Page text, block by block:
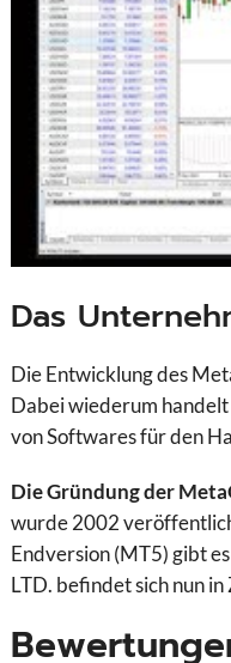
Das
Die Entwicklung des
Dabei wiederum handelt
von Softwares für den
Die Gründung der
wurde 2002
Endversion (MT5) gibt
LTD. befindet sich nun